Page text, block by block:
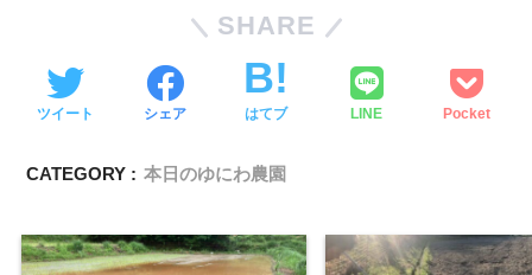
SHARE
ツイート シェア はてブ LINE Pocket
CATEGORY : 本日のゆにわ農園